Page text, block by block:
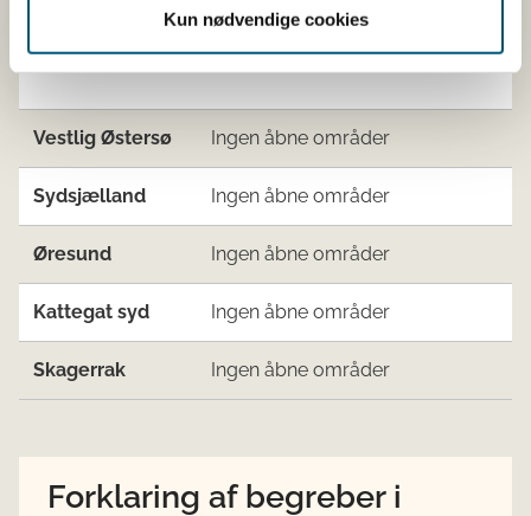
Kun nødvendige cookies
137
Vestlig Østersø Ingen åbne områder
Sydsjælland Ingen åbne områder
Øresund Ingen åbne områder
Kattegat syd Ingen åbne områder
Skagerrak Ingen åbne områder
Forklaring af begreber i